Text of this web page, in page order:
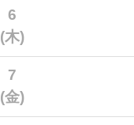
6
(木)
7
(金)